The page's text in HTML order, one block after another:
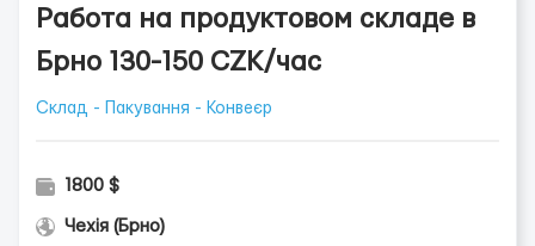
Работа на продуктовом складе в
Брно 130-150 CZK/час
Склад - Пакування - Конвеєр
1800 $
Чехія (Брно)